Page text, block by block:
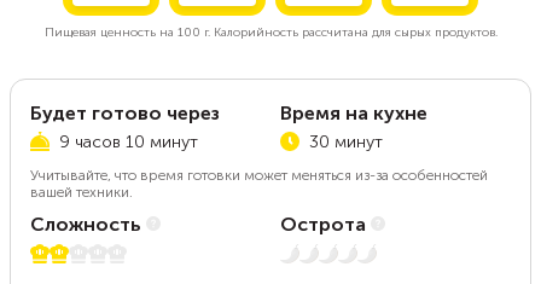
Пищевая ценность на 100 г.Калорийность рассчитана для сырых продуктов.
Будет готово через
9 часов 10 минут
Время на кухне
30 минут
Учитывайте, что время готовки может меняться из-за особенностей
вашей техники.
Сложность
2 из 5
Острота
Нет остроты